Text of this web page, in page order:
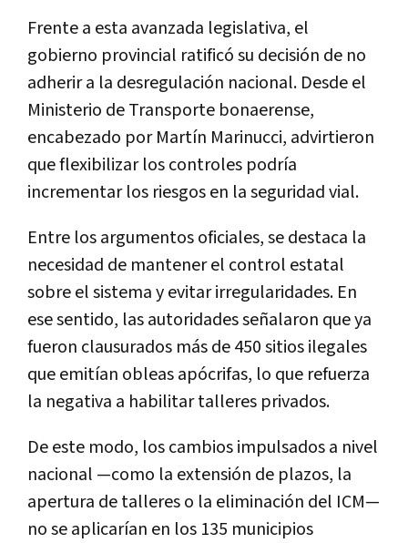
Frente a esta avanzada legislativa, el
gobierno provincial ratificó su decisión de no
adherir a la desregulación nacional. Desde el
Ministerio de Transporte bonaerense,
encabezado porMartín Marinucci, advirtieron
que flexibilizar los controles podría
incrementar los riesgos en la seguridad vial.
Entre los argumentos oficiales, se destaca la
necesidad de mantener el control estatal
sobre el sistema y evitar irregularidades. En
ese sentido, las autoridades señalaron que ya
fueron clausurados más de 450 sitios ilegales
que emitían obleas apócrifas, lo que refuerza
la negativa a habilitar talleres privados.
De este modo, los cambios impulsados a nivel
nacional —como la extensión de plazos, la
apertura de talleres o la eliminación del ICM—
no se aplicarían en los 135 municipios